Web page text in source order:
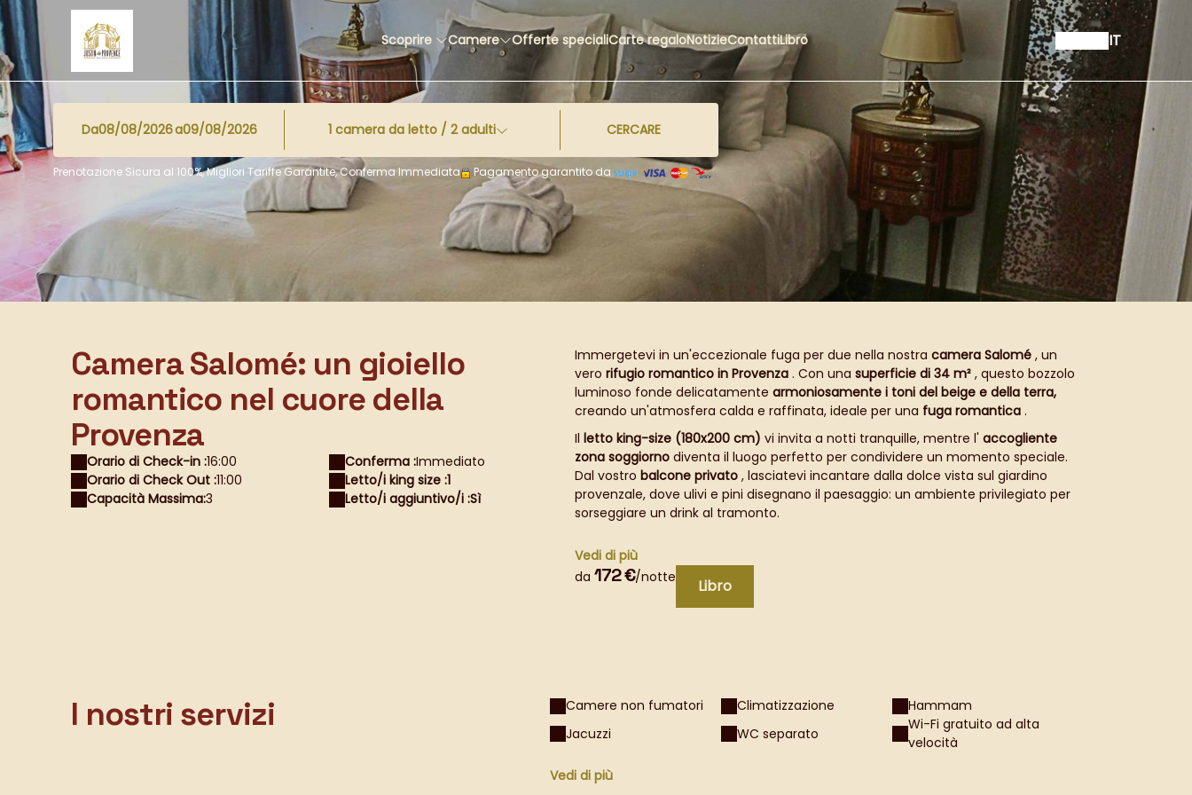
Scoprire Camere Offerte specialiCarte regaloNotizieContattiLibro IT
Da a 1 camera da letto / 2adulti CERCARE
Prenotazione Sicura al 100%, Migliori Tariffe Garantite, Conferma Immediata Pagamento garantito da
Camera Salomé: un gioiello
romantico nel cuore della
Provenza
Orario di Check-in :16:00
Orario di Check Out :11:00
Capacità Massima:3
Conferma :Immediato
Letto/i king size :1
Letto/i aggiuntivo/i :Sì
Immergetevi in un'eccezionale fuga per due nella nostracamera Salomé , un
verorifugio romantico in Provenza . Con unasuperficie di 34 m² , questo bozzolo
luminoso fonde delicatamentearmoniosamente i toni del beige e della terra,
creando un'atmosfera calda e raffinata, ideale per una fuga romantica .
Illetto king-size (180x200 cm) vi invita a notti tranquille, mentre l'accogliente
zona soggiorno diventa il luogo perfetto per condividere un momento speciale.
Dal vostrobalcone privato , lasciatevi incantare dalla dolce vista sul giardino
provenzale, dove ulivi e pini disegnano il paesaggio: un ambiente privilegiato per
sorseggiare un drink al tramonto.
per momenti di totale relax in coppia, e di
disponibili aria condizionata e Wi-Fi ad alta velocità gratuito.
quadro di irresistibile comfort.
Vedi di più
da172 €/notte Libro
I nostri servizi Camere non fumatori Climatizzazione
Hammam
Jacuzzi
WC separato
Wi-Fi gratuito ad alta
velocità
Vedi di più